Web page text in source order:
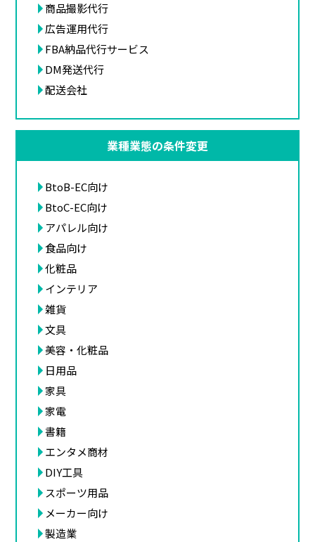
商品撮影代行
広告運用代行
FBA納品代行サービス
DM発送代行
配送会社
業種業態の条件変更
BtoB-EC向け
BtoC-EC向け
アパレル向け
食品向け
化粧品
インテリア
雑貨
文具
美容・化粧品
日用品
家具
家電
書籍
エンタメ商材
DIY工具
スポーツ用品
メーカー向け
製造業